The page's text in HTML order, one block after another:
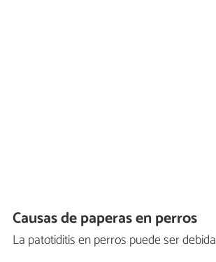
Causas de paperas en perros
La patotiditis en perros puede ser